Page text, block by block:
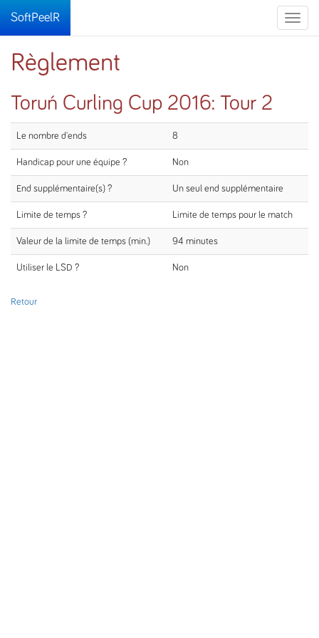
Toggle
SoftPeelR
Règlement
Toruń Curling Cup 2016: Tour 2
Le nombre d'ends 8
Handicap pour une équipe ? Non
End supplémentaire(s) ? Un seul end supplémentaire
Limite de temps ? Limite de temps pour le match
Valeur de la limite de temps (min.) 94 minutes
Utiliser le LSD ? Non
Retour